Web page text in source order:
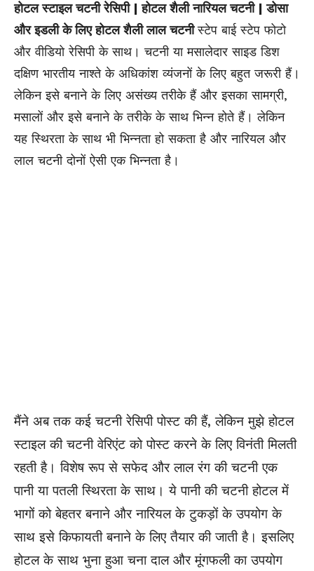
होटल स्टाइल चटनी रेसिपी | होटल शैली नारियल चटनी | डोसा
और इडली के लिए होटल शैली लाल चटनीस्टेप बाई स्टेप फोटो
और वीडियो रेसिपी के साथ। चटनी या मसालेदार साइड डिश
दक्षिण भारतीय नाश्ते के अधिकांश व्यंजनों के लिए बहुत जरूरी हैं।
लेकिन इसे बनाने के लिए असंख्य तरीके हैं और इसका सामग्री,
मसालों और इसे बनाने के तरीके के साथ भिन्न होते हैं। लेकिन
यह स्थिरता के साथ भी भिन्नता हो सकता है और नारियल और
लाल चटनी दोनों ऐसी एक भिन्नता है।
मैंने अब तक कई चटनी रेसिपी पोस्ट की हैं, लेकिन मुझे होटल
स्टाइल की चटनी वेरिएंट को पोस्ट करने के लिए विनंती मिलती
रहती है। विशेष रूप से सफेद और लाल रंग की चटनी एक
पानी या पतली स्थिरता के साथ। ये पानी की चटनी होटल में
भागों को बेहतर बनाने और नारियल के टुकड़ों के उपयोग के
साथ इसे किफायती बनाने के लिए तैयार की जाती है। इसलिए
होटल के साथ भुना हुआ चना दाल और मूंगफली का उपयोग